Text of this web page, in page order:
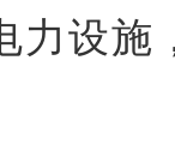
力设施